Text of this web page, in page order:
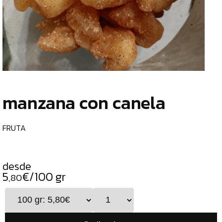
TIENDA
CHOCOLATES
ESPECIALES
ESPECIAS
CAFÉS
GENERAL
CHILES
SETAS
ALGAS
manzana con canela
FRUTA
desde
5,80€/100 gr